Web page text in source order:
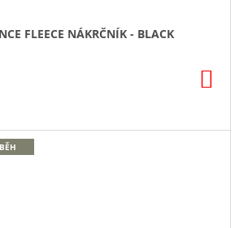
FLEECE NÁKRČNÍK - BLACK
BĚH